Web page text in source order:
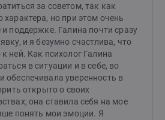
за советом, так как
характера, но при этом очень
и поддержке. Галина почти сразу
и я безумно счастлива, что
ней. Как психолог Галина
в ситуации и в себе, во
обеспечивала уверенность в
открыто о своих
она ставила себя на мое
понять мои эмоции. Я